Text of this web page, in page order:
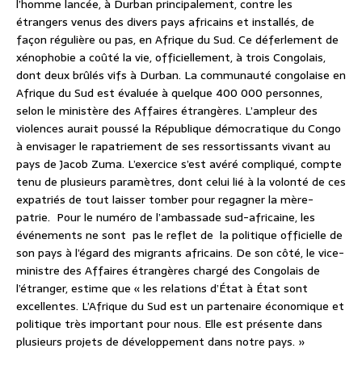
l’homme lancée, à Durban principalement, contre les
étrangers venus des divers pays africains et installés, de
façon régulière ou pas, en Afrique du Sud. Ce déferlement de
xénophobie a coûté la vie, officiellement, à trois Congolais,
dont deux brûlés vifs à Durban. La communauté congolaise en
Afrique du Sud est évaluée à quelque 400 000 personnes,
selon le ministère des Affaires étrangères. L’ampleur des
violences aurait poussé la République démocratique du Congo
à envisager le rapatriement de ses ressortissants vivant au
pays de Jacob Zuma. L’exercice s’est avéré compliqué, compte
tenu de plusieurs paramètres, dont celui lié à la volonté de ces
expatriés de tout laisser tomber pour regagner la mère-
patrie. Pour le numéro de l’ambassade sud-africaine, les
événements ne sont pas le reflet de la politique officielle de
son pays à l’égard des migrants africains. De son côté, le vice-
ministre des Affaires étrangères chargé des Congolais de
l’étranger, estime que « les relations d’État à État sont
excellentes. L’Afrique du Sud est un partenaire économique et
politique très important pour nous. Elle est présente dans
plusieurs projets de développement dans notre pays. »